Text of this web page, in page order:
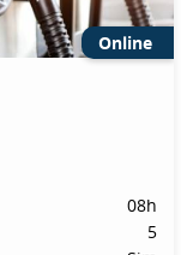
Online
08h
5